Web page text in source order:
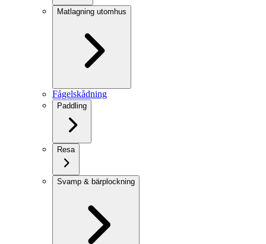
Matlagning utomhus
Fågelskådning
Paddling
Resa
Svamp & bärplockning